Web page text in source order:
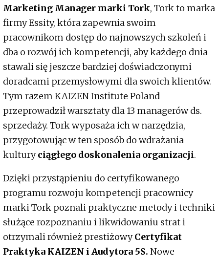
Marketing Manager marki Tork, Tork to marka
firmy Essity, która zapewnia swoim
pracownikom dostęp do najnowszych szkoleń i
dba o rozwój ich kompetencji, aby każdego dnia
stawali się jeszcze bardziej doświadczonymi
doradcami przemysłowymi dla swoich klientów.
Tym razem KAIZEN Institute Poland
przeprowadził warsztaty dla 13 managerów ds.
sprzedaży. Tork wyposaża ich w narzędzia,
przygotowując w ten sposób do wdrażania
kulturyciągłego doskonalenia organizacji.
Dzięki przystąpieniu do certyfikowanego
programu rozwoju kompetencji pracownicy
marki Tork poznali praktyczne metody i techniki
służące rozpoznaniu i likwidowaniu strat i
otrzymali również prestiżowyCertyfikat
Praktyka KAIZEN i Audytora 5S. Nowe